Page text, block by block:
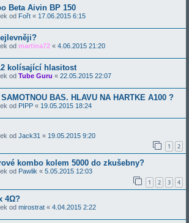
Beta Aivin BP 150
od Fořt « 17.06.2015 6:15
od martina72 « 4.06.2015 21:20
kolísající hlasitost
od Tube Guru « 22.05.2015 22:07
BAS. HLAVU NA HARTKE A100 ?
od PIPP « 19.05.2015 18:24
od Jack31 « 19.05.2015 9:20
1 2
kombo kolem 5000 do zkušebny?
od Pawlik « 5.05.2015 12:03
1 2 3 4
4Ω?
od mirostrat « 4.04.2015 2:22